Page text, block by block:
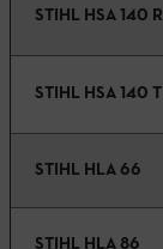
STIHL HSA 140 R
STIHL HSA 140 T
STIHL HLA 66